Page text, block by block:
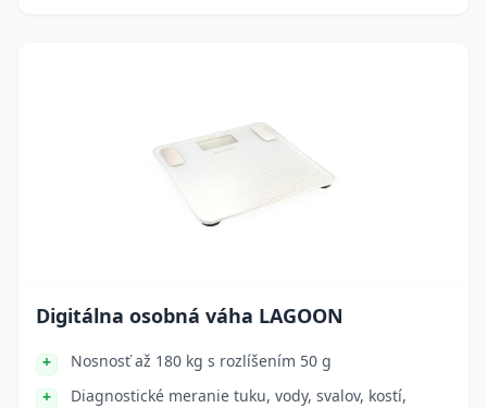
Digitálna osobná váha LAGOON
Nosnosť až 180 kg s rozlíšením 50 g
Diagnostické meranie tuku, vody, svalov, kostí,